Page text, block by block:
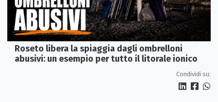
Roseto libera la spiaggia dagli ombrelloni
abusivi: un esempio per tutto il litorale ionico
Condividi su: